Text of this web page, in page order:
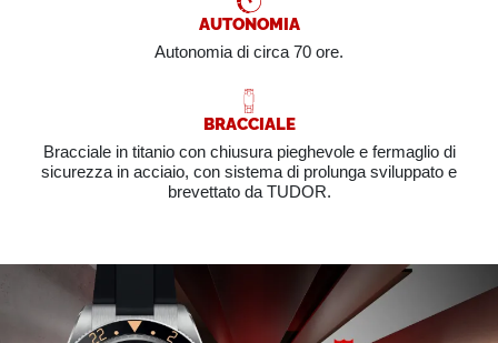
AUTONOMIA
Autonomia di circa 70 ore.
BRACCIALE
Bracciale in titanio con chiusura pieghevole e fermaglio di
sicurezza in acciaio, con sistema di prolunga sviluppato e
brevettato da TUDOR.